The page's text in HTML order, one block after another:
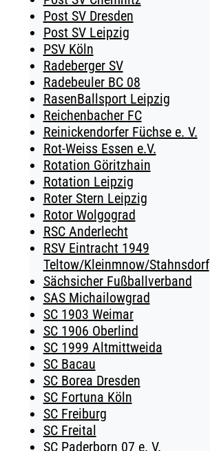
Post SV Dresden
Post SV Leipzig
PSV Köln
Radeberger SV
Radebeuler BC 08
RasenBallsport Leipzig
Reichenbacher FC
Reinickendorfer Füchse e. V.
Rot-Weiss Essen e.V.
Rotation Göritzhain
Rotation Leipzig
Roter Stern Leipzig
Rotor Wolgograd
RSC Anderlecht
RSV Eintracht 1949
Teltow/Kleinmnow/Stahnsdorf
Sächsicher Fußballverband
SAS Michailowgrad
SC 1903 Weimar
SC 1906 Oberlind
SC 1999 Altmittweida
SC Bacau
SC Borea Dresden
SC Fortuna Köln
SC Freiburg
SC Freital
SC Paderborn 07 e. V.